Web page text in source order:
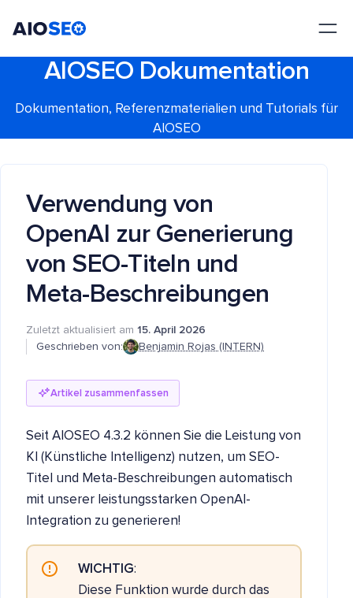
AIOSEO Dokumentation
Dokumentation, Referenzmaterialien und Tutorials für
AIOSEO
Verwendung von
OpenAI zur Generierung
von SEO-Titeln und
Meta-Beschreibungen
Zuletzt aktualisiert am 15. April 2026
Geschrieben von:
Benjamin Rojas (INTERN)
Artikel zusammenfassen
Seit AIOSEO 4.3.2 können Sie die Leistung von
KI (Künstliche Intelligenz) nutzen, um SEO-
Titel und Meta-Beschreibungen automatisch
mit unserer leistungsstarken OpenAI-
Integration zu generieren!
WICHTIG:
Diese Funktion wurde durch das